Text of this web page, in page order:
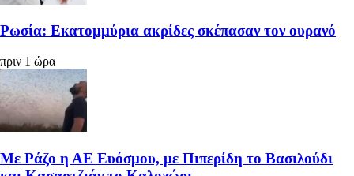
Ρωσία: Εκατομμύρια ακρίδες σκέπασαν τον ουρανό
πριν 1 ώρα
Με Ράζο η ΑΕ Ευόσμου, με Πιπερίδη το Βασιλούδι